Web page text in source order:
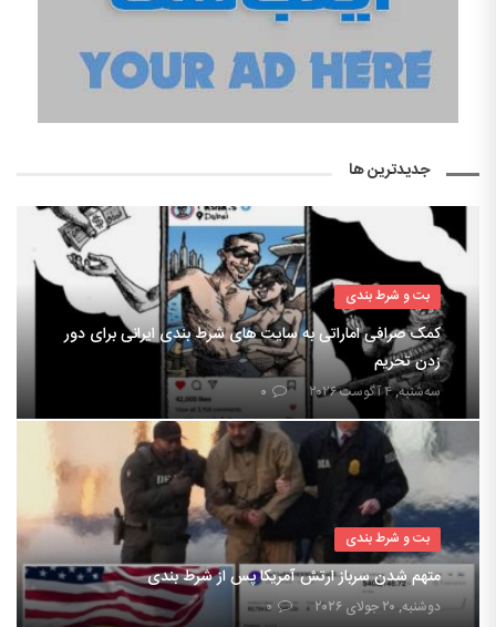
جدیدترین ها
بت و شرط بندی
کمک صرافی اماراتی به سایت های شرط بندی ایرانی برای دور
زدن تحریم
سه‌شنبه, ۴ آگوست ۲۰۲۶ ۰
بت و شرط بندی
متهم شدن سرباز ارتش آمریکا پس از شرط بندی
دوشنبه, ۲۰ جولای ۲۰۲۶ ۰